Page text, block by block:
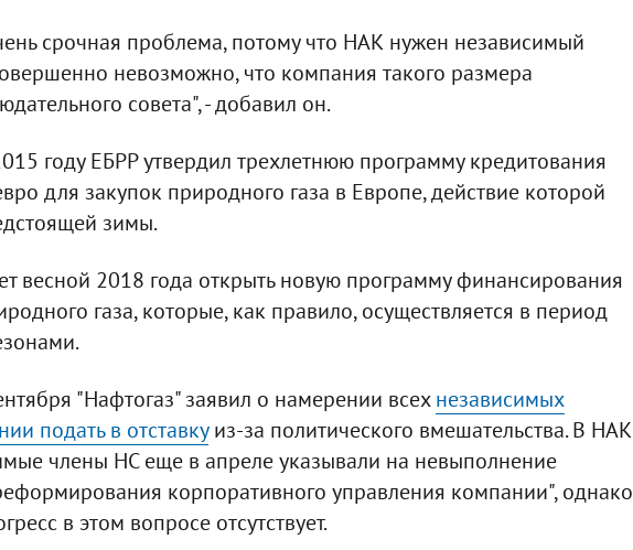
срочная проблема, потому что НАК нужен независимый
невозможно, что компания такого размера
совета", - добавил он.
году ЕБРР утвердил трехлетнюю программу кредитования
для закупок природного газа в Европе, действие которой
зимы.
весной 2018 года открыть новую программу финансирования
газа, которые, как правило, осуществляется в период
"Нафтогаз" заявил о намерении всехнезависимых
подать в отставкуиз-за политического вмешательства. В НАК
члены НС еще в апреле указывали на невыполнение
корпоративного управления компании", однако
в этом вопросе отсутствует.